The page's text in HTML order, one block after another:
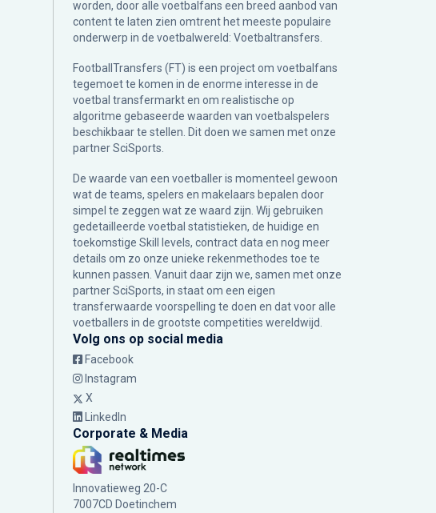
worden, door alle voetbalfans een breed aanbod van
content te laten zien omtrent het meeste populaire
onderwerp in de voetbalwereld: Voetbaltransfers.
FootballTransfers (FT) is een project om voetbalfans
tegemoet te komen in de enorme interesse in de
voetbal transfermarkt en om realistische op
algoritme gebaseerde waarden van voetbalspelers
beschikbaar te stellen. Dit doen we samen met onze
partnerSciSports.
De waarde van een voetballer is momenteel gewoon
wat de teams, spelers en makelaars bepalen door
simpel te zeggen wat ze waard zijn. Wij gebruiken
gedetailleerde voetbal statistieken, de huidige en
toekomstige Skill levels, contract data en nog meer
details om zo onze unieke rekenmethodes toe te
kunnen passen. Vanuit daar zijn we, samen met onze
partner SciSports, in staat om een eigen
transferwaarde voorspelling te doen en dat voor alle
voetballers in de grootste competities wereldwijd.
Volg ons op social media
Facebook
Instagram
X
LinkedIn
Corporate & Media
Innovatieweg 20-C
7007CD Doetinchem